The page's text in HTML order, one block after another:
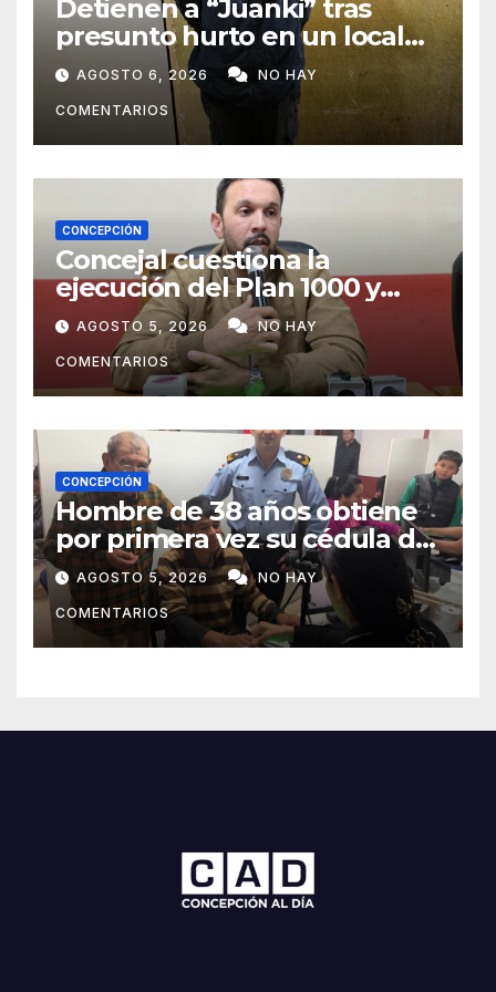
Detienen a “Juanki” tras
presunto hurto en un local
comercial
AGOSTO 6, 2026 NO HAY
COMENTARIOS
CONCEPCIÓN
Concejal cuestiona la
ejecución del Plan 1000 y
pide mayor participación del
municipio
AGOSTO 5, 2026 NO HAY
COMENTARIOS
CONCEPCIÓN
Hombre de 38 años obtiene
por primera vez su cédula de
identidad en Concepción
AGOSTO 5, 2026 NO HAY
COMENTARIOS